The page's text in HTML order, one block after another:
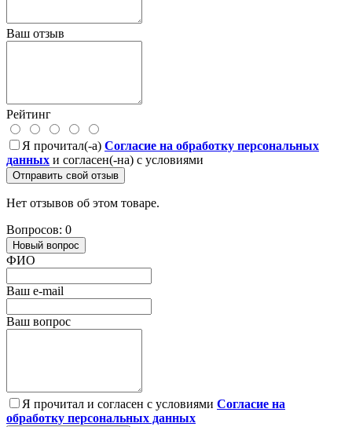
Ваш отзыв
Рейтинг
Я прочитал(-а) Согласие на обработку персональных
данных и согласен(-на) с условиями
Отправить свой отзыв
Нет отзывов об этом товаре.
Вопросов: 0
Новый вопрос
ФИО
Ваш e-mail
Ваш вопрос
Я прочитал и согласен с условиями Согласие на
обработку персональных данных